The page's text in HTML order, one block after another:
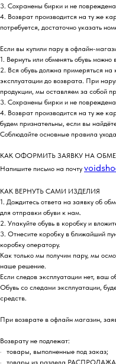
3. Сохранены бирки и не повреждена
4. Возврат производится на ту же
потребуется, достаточно указать
Если вы купили пару в офлайн-
1. Вернуть или обменять обувь
2. Вся обувь должна примеряться
эксплуатации до возврата. При
продукции, мы оставляем за собой
3. Сохранены бирки и не повреждена
4. Возврат производится на ту же
будем признательны, если вы
Соблюдайте основные правила
КАК ОФОРМИТЬ ЗАЯВКУ НА
Напишите письмо на почту
КАК ВЕРНУТЬ САМИ ИЗДЕЛИЯ
1. Дождитесь ответа на заявку об
для отправки обуви к нам.
2. Упакуйте обувь в коробку и
3. Отнесите коробку в ближайший
коробку оператору.
Как только мы получим пару, мы
наше решение.
Если следов эксплуатации нет, ваш
Обувь со следами эксплуатации,
средств.
При возврате в офлайн магазин,
Возврату не подлежат:
· товары, выполненные под заказ;
· товары из раздела РАСПРОДАЖА |